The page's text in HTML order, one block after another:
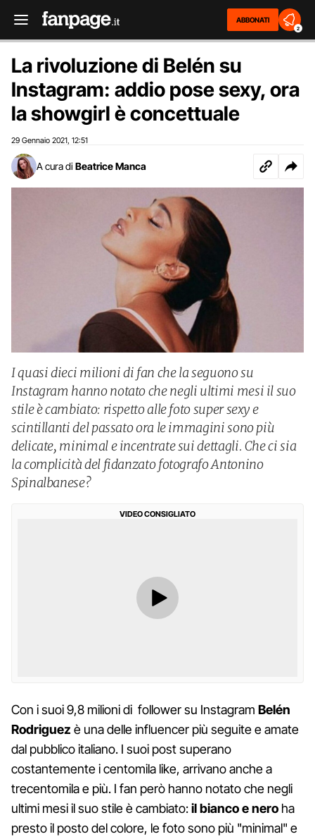
ABBONATI
2
La rivoluzione di Belén su
Instagram: addio pose sexy, ora
la showgirl è concettuale
29 Gennaio 2021 12:51
A cura di Beatrice Manca
I quasi dieci milioni di fan che la seguono su
Instagram hanno notato che negli ultimi mesi il suo
stile è cambiato: rispetto alle foto super sexy e
scintillanti del passato ora le immagini sono più
delicate, minimal e incentrate sui dettagli. Che ci sia
la complicità del fidanzato fotografo Antonino
Spinalbanese?
VIDEO CONSIGLIATO
Con i suoi 9,8 milioni di follower su Instagram Belén
Rodriguez è una delle influencer più seguite e amate
dal pubblico italiano. I suoi post superano
costantemente i centomila like, arrivano anche a
trecentomila e più. I fan però hanno notato che negli
ultimi mesi il suo stile è cambiato:il bianco e nero ha
presto il posto del colore, le foto sono più "minimal" e